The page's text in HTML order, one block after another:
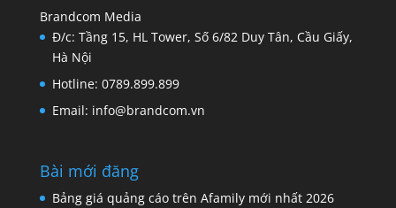
Brandcom Media
Đ/c: Tầng 15, HL Tower, Số 6/82 Duy Tân, Cầu Giấy,
Hà Nội
Hotline: 0789.899.899
Email: info@brandcom.vn
Bài mới đăng
Bảng giá quảng cáo trên Afamily mới nhất 2026